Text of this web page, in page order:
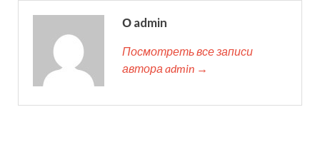
О admin
Посмотреть все записи
автора admin →